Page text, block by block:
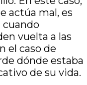
actúa mal, es
cuando
vuelta a las
el caso de
dónde estaba
de su vida.